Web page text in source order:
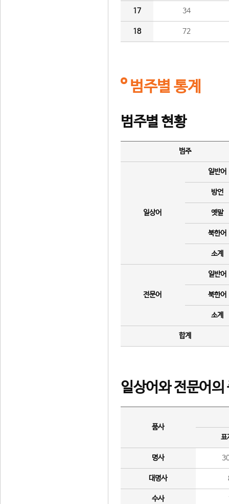
17 34
18 72
범주별 통계
범주별 현황
범주
일상어
일반어
방언
옛말
북한어
소계
전문어
일반어
북한어
소계
합계
일상어와 전문어의
품사
표
명사
대명사
수사